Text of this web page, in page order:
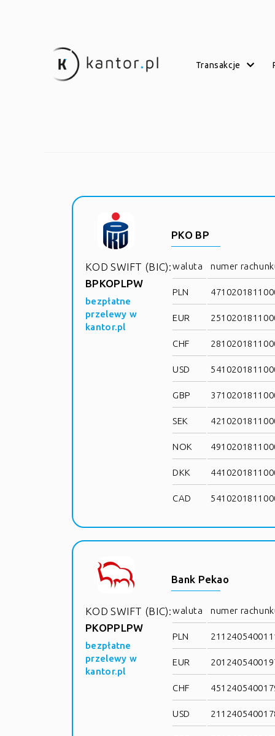
transakcje
KOD SWIFT (BIC):
BPKOPLPW
bezpłatne
przelewy w
kantor.pl
PKO BP
waluta numer
PLN
EUR
CHF
USD
GBP
SEK
NOK
DKK
CAD
KOD SWIFT (BIC):
PKOPPLPW
bezpłatne
przelewy w
kantor.pl
Bank Pekao
waluta numer
PLN
EUR
CHF
USD